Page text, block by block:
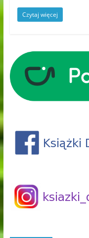
Czytaj więcej